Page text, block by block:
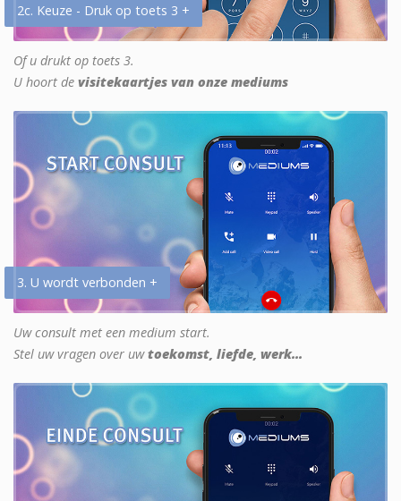
2c. Keuze - Druk op toets 3 +
Of u drukt op toets 3.
U hoort de visitekaartjes van onze mediums
3. U wordt verbonden +
Uw consult met een medium start.
Stel uw vragen over uwtoekomst, liefde, werk...